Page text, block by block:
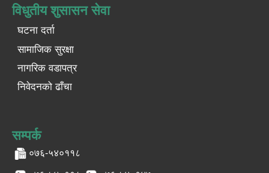
विधुतीय शुसासन सेवा
घटना दर्ता
सामाजिक सुरक्षा
नागरिक वडापत्र
निवेदनको ढाँचा
सम्पर्क
०७६-५४०११८